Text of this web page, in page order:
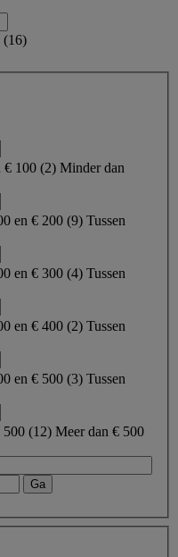
(16)
€ 100 (2) Minder dan
en € 200 (9) Tussen
en € 300 (4) Tussen
en € 400 (2) Tussen
en € 500 (3) Tussen
500 (12) Meer dan € 500